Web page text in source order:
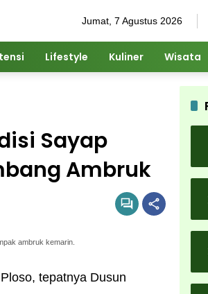
Jumat, 7 Agustus 2026
Lifestyle Kuliner Wisata
Sayap
Ambruk
ambruk kemarin.
tepatnya Dusun